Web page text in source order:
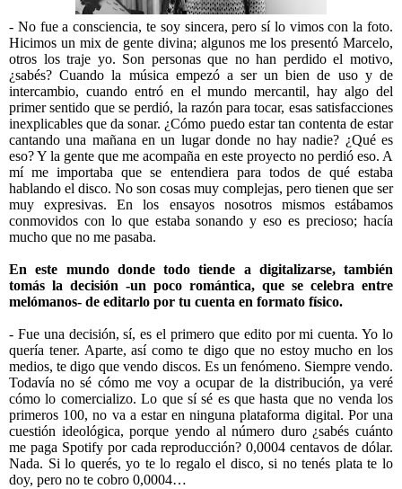
- No fue a consciencia, te soy sincera, pero sí lo vimos con la foto.
Hicimos un mix de gente divina; algunos me los presentó Marcelo,
otros los traje yo. Son personas que no han perdido el motivo,
¿sabés? Cuando la música empezó a ser un bien de uso y de
intercambio, cuando entró en el mundo mercantil, hay algo del
primer sentido que se perdió, la razón para tocar, esas satisfacciones
inexplicables que da sonar. ¿Cómo puedo estar tan contenta de estar
cantando una mañana en un lugar donde no hay nadie? ¿Qué es
eso? Y la gente que me acompaña en este proyecto no perdió eso. A
mí me importaba que se entendiera para todos de qué estaba
hablando el disco. No son cosas muy complejas, pero tienen que ser
muy expresivas. En los ensayos nosotros mismos estábamos
conmovidos con lo que estaba sonando y eso es precioso; hacía
mucho que no me pasaba.
En este mundo donde todo tiende a digitalizarse, también
tomás la decisión -un poco romántica, que se celebra entre
melómanos- de editarlo por tu cuenta en formato físico.
- Fue una decisión, sí, es el primero que edito por mi cuenta. Yo lo
quería tener. Aparte, así como te digo que no estoy mucho en los
medios, te digo que vendo discos. Es un fenómeno. Siempre vendo.
Todavía no sé cómo me voy a ocupar de la distribución, ya veré
cómo lo comercializo. Lo que sí sé es que hasta que no venda los
primeros 100, no va a estar en ninguna plataforma digital. Por una
cuestión ideológica, porque yendo al número duro ¿sabés cuánto
me paga Spotify por cada reproducción? 0,0004 centavos de dólar.
Nada. Si lo querés, yo te lo regalo el disco, si no tenés plata te lo
doy, pero no te cobro 0,0004…